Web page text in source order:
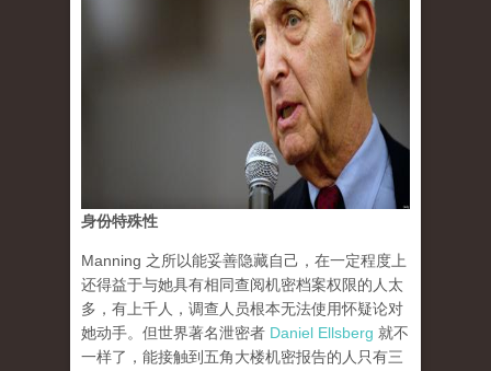
身份特殊性
Manning 之所以能妥善隐藏自己，在一定程度上
还得益于与她具有相同查阅机密档案权限的人太
多，有上千人，调查人员根本无法使用怀疑论对
她动手。但世界著名泄密者 Daniel Ellsberg 就不
一样了，能接触到五角大楼机密报告的人只有三